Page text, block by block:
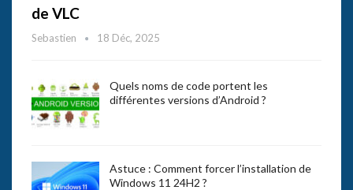
de VLC
Sebastien 18 Déc, 2025
Quels noms de code portent les
différentes versions d’Android ?
Astuce : Comment forcer l’installation de
Windows 11 24H2 ?